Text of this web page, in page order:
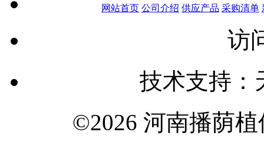
网站首页 公司介绍 供应产品 采购清单
访
技术支持：
©2026 河南播荫